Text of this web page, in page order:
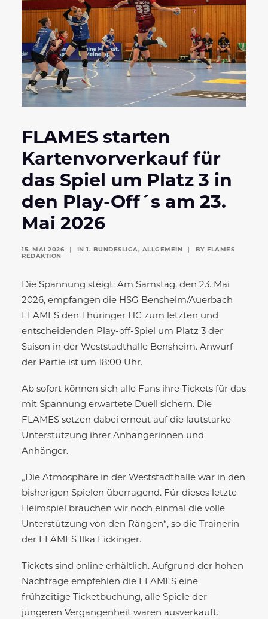
FLAMES starten
Kartenvorverkauf für
das Spiel um Platz 3 in
den Play-Off´s am 23.
Mai 2026
15. MAI 2026 IN 1. BUNDESLIGA, ALLGEMEIN BY FLAMES
REDAKTION
Die Spannung steigt: Am Samstag, den 23. Mai
2026, empfangen die HSG Bensheim/Auerbach
FLAMES den Thüringer HC zum letzten und
entscheidenden Play-off-Spiel um Platz 3 der
Saison in der Weststadthalle Bensheim. Anwurf
der Partie ist um 18:00 Uhr.
Ab sofort können sich alle Fans ihre Tickets für das
mit Spannung erwartete Duell sichern. Die
FLAMES setzen dabei erneut auf die lautstarke
Unterstützung ihrer Anhängerinnen und
Anhänger.
„Die Atmosphäre in der Weststadthalle war in den
bisherigen Spielen überragend. Für dieses letzte
Heimspiel brauchen wir noch einmal die volle
Unterstützung von den Rängen“, so die Trainerin
der FLAMES Ilka Fickinger.
Tickets sind online erhältlich. Aufgrund der hohen
Nachfrage empfehlen die FLAMES eine
frühzeitige Ticketbuchung, alle Spiele der
jüngeren Vergangenheit waren ausverkauft.